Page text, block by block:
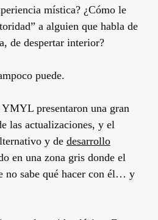
mística? ¿Cómo le
a alguien que habla de
de despertar interior?
puede.
presentaron una gran
las actualizaciones, y el
y de desarrollo
en una zona gris donde el
no sabe qué hacer con él… y